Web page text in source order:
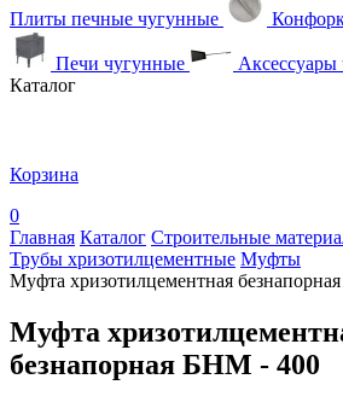
Плиты печные чугунные
Печи чугунные
Аксессуары
Каталог
Корзина
0
Главная Каталог Строительные
Трубы хризотилцементные Муфты
Муфта хризотилцементная
Муфта
безнапорная БНМ - 400